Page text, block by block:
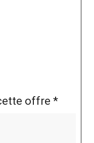
offre *